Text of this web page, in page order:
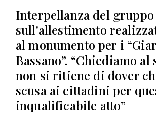
Interpellanza del gruppo
sull'allestimento
al monumento per i
Bassano”. “Chiediamo al
non si ritiene di dover
scusa ai cittadini per
inqualificabile atto”